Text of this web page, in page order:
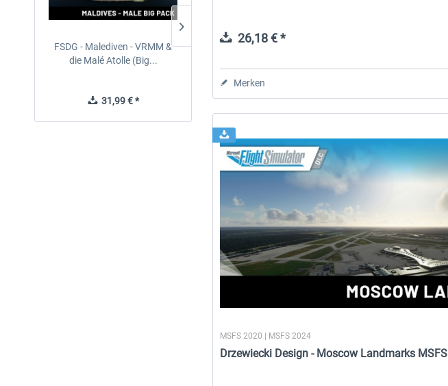
FSDG - Malediven - VRMM &
die Malé Atolle (Big...
31,99 € *
Aerosoft Mt. Everest Airports
9,95 € * 9,95 € *
26,18 € *
Merken
MSFS 2020 | MSFS 2024
Drzewiecki Design - Moscow Landmarks MSFS